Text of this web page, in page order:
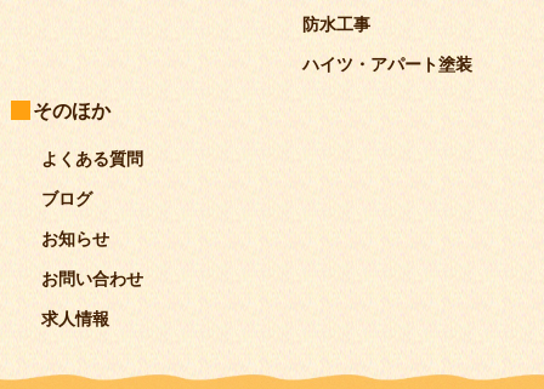
防水工事
ハイツ・アパート塗装
そのほか
よくある質問
ブログ
お知らせ
お問い合わせ
求人情報